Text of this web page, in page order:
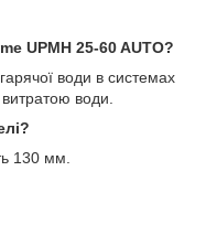
UPMH 25-60 AUTO?
води в системах
води.
130 мм.